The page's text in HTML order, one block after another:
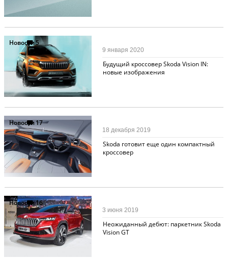
Новости5
Будущий кроссовер Skoda Vision IN:
новые изображения
9 января 2020
Новости17
Skoda готовит еще один компактный
кроссовер
18 декабря 2019
Новости16
Неожиданный дебют: паркетник Skoda
Vision GT
3 июня 2019